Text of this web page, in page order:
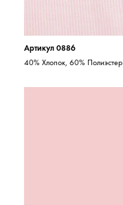
Артикул 0886
40% Хлопок, 60% Полиэстер